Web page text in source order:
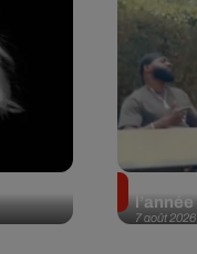
7 août 2026
l’année